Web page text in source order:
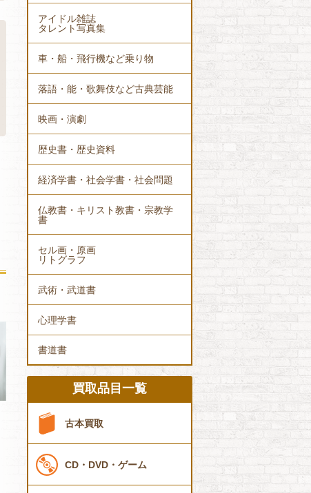
アイドル雑誌
タレント写真集
車・船・飛行機など乗り物
落語・能・歌舞伎など古典芸能
映画・演劇
歴史書・歴史資料
経済学書・社会学書・社会問題
仏教書・キリスト教書・宗教学
書
セル画・原画
リトグラフ
武術・武道書
心理学書
書道書
買取品目一覧
古本買取
CD・DVD・ゲーム